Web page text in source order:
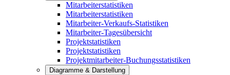
Mitarbeiterstatistiken
Mitarbeiterstatistiken
Mitarbeiter-Verkaufs-Statistiken
Mitarbeiter-Tagesübersicht
Projektstatistiken
Projektstatistiken
Projektmitarbeiter-Buchungsstatistiken
Diagramme & Darstellung